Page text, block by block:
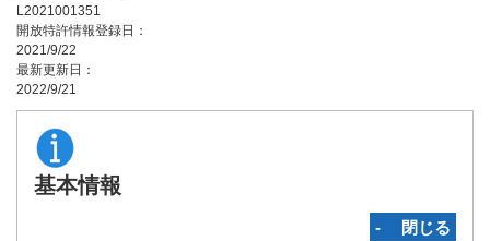
L2021001351
開放特許情報登録日：
2021/9/22
最新更新日：
2022/9/21
基本情報
‐ 閉じる